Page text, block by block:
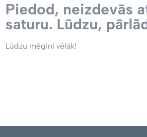
Piedod, neizdevās
saturu. Lūdzu,
Lūdzu mēģini vēlāk!